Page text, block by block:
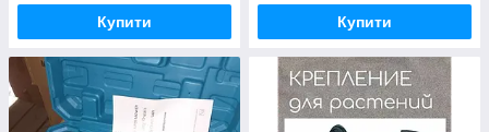
Купити Купити